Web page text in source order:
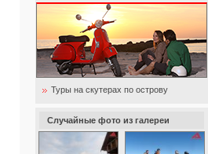
Туры на скутерах по острову
Случайные фото из галереи